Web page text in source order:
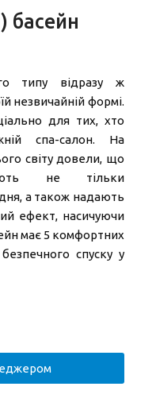
басейн
типу відразу ж
незвичайній формі.
для тих, хто
спа-салон. На
світу довели, що
не тільки
а також надають
ефект, насичуючи
має 5 комфортних
спуску у